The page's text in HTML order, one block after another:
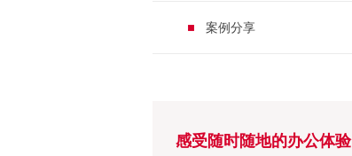
案例分享
感受随时随地的办公体验